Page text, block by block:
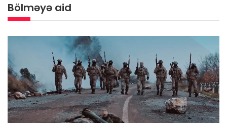
Bölməyə aid